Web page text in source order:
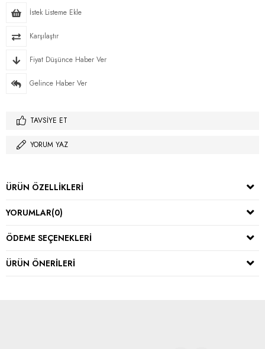
İstek Listeme Ekle
Karşılaştır
Fiyat Düşünce Haber Ver
Gelince Haber Ver
TAVSIYE ET
YORUM YAZ
ÜRÜN ÖZELLIKLERI
YORUMLAR(0)
ÖDEME SEÇENEKLERI
ÜRÜN ÖNERILERI